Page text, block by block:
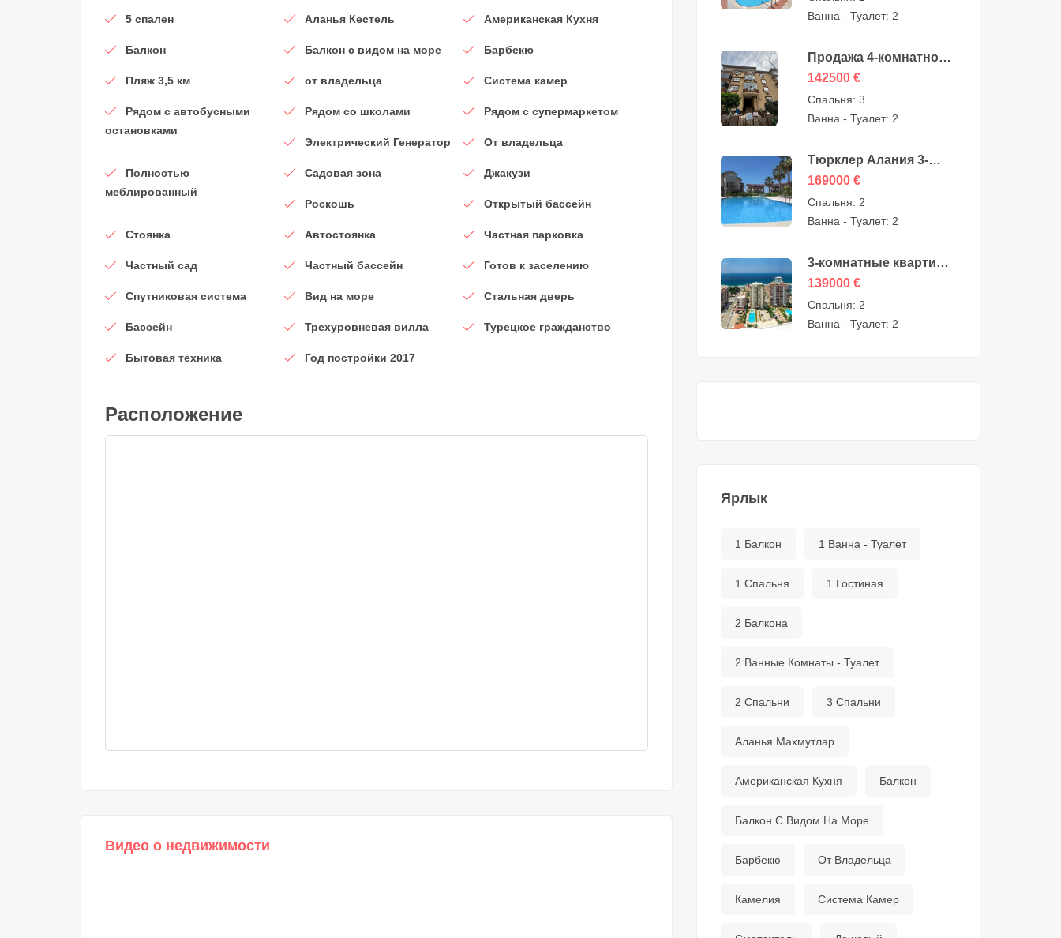
5 спален Аланья Кестель Американская Кухня
Балкон Балкон с видом на море Барбекю
Пляж 3,5 км от владельца Система камер
Рядом с автобусными
остановками
Рядом со школами Рядом с супермаркетом
Электрический Генератор От владельца
Полностью
меблированный
Садовая зона Джакузи
Роскошь Открытый бассейн
Стоянка Автостоянка Частная парковка
Частный сад Частный бассейн Готов к заселению
Спутниковая система Вид на море Стальная дверь
Бассейн Трехуровневая вилла Турецкое гражданство
Бытовая техника Год постройки 2017
Расположение
Видео о недвижимости
122000 евро
Ванна - Туалет: 2
Продажа 4-комнатной
дешевой квартиры в
Оба, Алания, Турция,
142500 евро
142500 €
Спальня: 3
Ванна - Туалет: 2
Тюрклер Алания 3-
комнатные дуплексы
на продажу — 169000
169000 €
Спальня: 2
Ванна - Туалет: 2
3-комнатные квартиры
на продажу в
Махмутларе, Алания —
139000 €
Спальня: 2
Ванна - Туалет: 2
Ярлык
1 Балкон 1 Ванна - Туалет
1 Спальня 1 Гостиная
2 Балкона
2 Ванные Комнаты - Туалет
2 Спальни 3 Спальни
Аланья Махмутлар
Американская Кухня Балкон
Балкон С Видом На Море
Барбекю От Владельца
Камелия Система Камер